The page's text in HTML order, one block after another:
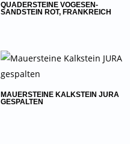
QUADERSTEINE VOGESEN-
SANDSTEIN ROT, FRANKREICH
MAUERSTEINE KALKSTEIN JURA
GESPALTEN